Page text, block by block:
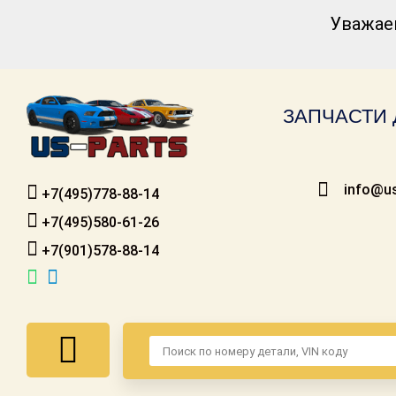
ЗАПЧАСТИ
+7(495)778-88-14
+7(495)580-61-26
+7(901)578-88-14
Доставка